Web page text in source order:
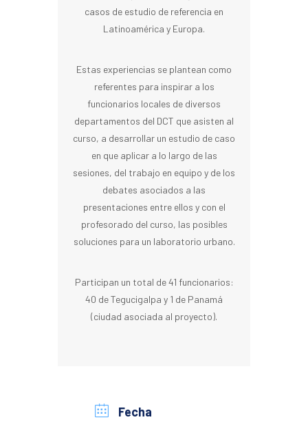
casos de estudio de referencia en
Latinoamérica y Europa.
Estas experiencias se plantean como
referentes para inspirar a los
funcionarios locales de diversos
departamentos del DCT que asisten al
curso, a desarrollar un estudio de caso
en que aplicar a lo largo de las
sesiones, del trabajo en equipo y de los
debates asociados a las
presentaciones entre ellos y con el
profesorado del curso, las posibles
soluciones para un laboratorio urbano.
Participan un total de 41 funcionarios:
40 de Tegucigalpa y 1 de Panamá
(ciudad asociada al proyecto).
Fecha